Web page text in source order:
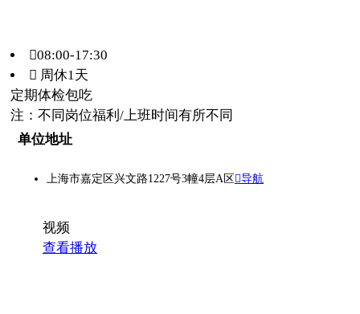
08:00-17:30
 周休1天
定期体检包吃
注：不同岗位福利/上班时间有所不同
单位地址
上海市嘉定区兴文路1227号3幢4层A区导航
视频
查看播放